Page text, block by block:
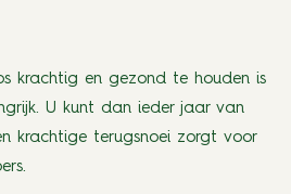
krachtig en gezond te houden is
U kunt dan ieder jaar van
krachtige terugsnoei zorgt voor